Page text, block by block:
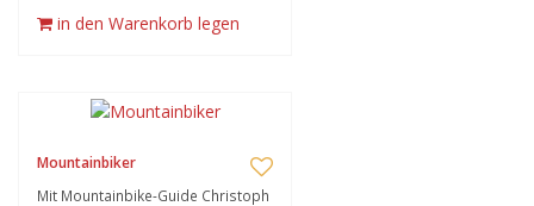
in den Warenkorb legen
Mountainbiker
Mit Mountainbike-Guide Christoph